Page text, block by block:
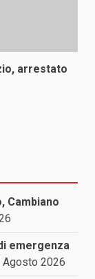
arrestato
Cambiano
emergenza
Agosto 2026